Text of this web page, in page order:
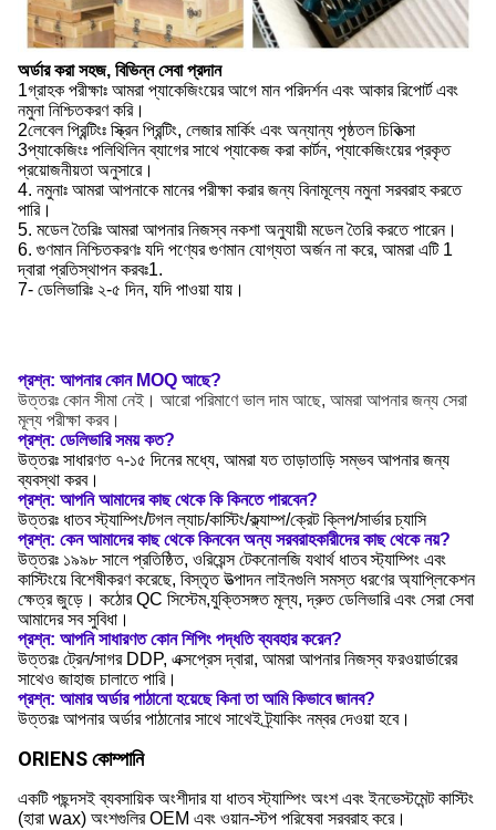
অর্ডার করা সহজ, বিভিন্ন সেবা প্রদান
1গ্রাহক পরীক্ষাঃ আমরা প্যাকেজিংয়ের আগে মান পরিদর্শন এবং আকার রিপোর্ট এবং
নমুনা নিশ্চিতকরণ করি।
2লেবেল প্রিন্টিংঃ স্ক্রিন প্রিন্টিং, লেজার মার্কিং এবং অন্যান্য পৃষ্ঠতল চিকিত্সা
3প্যাকেজিংঃ পলিথিলিন ব্যাগের সাথে প্যাকেজ করা কার্টন, প্যাকেজিংয়ের প্রকৃত
প্রয়োজনীয়তা অনুসারে।
4. নমুনাঃ আমরা আপনাকে মানের পরীক্ষা করার জন্য বিনামূল্যে নমুনা সরবরাহ করতে
পারি।
5. মডেল তৈরিঃ আমরা আপনার নিজস্ব নকশা অনুযায়ী মডেল তৈরি করতে পারেন।
6. গুণমান নিশ্চিতকরণঃ যদি পণ্যের গুণমান যোগ্যতা অর্জন না করে, আমরা এটি 1
দ্বারা প্রতিস্থাপন করবঃ1.
7- ডেলিভারিঃ ২-৫ দিন, যদি পাওয়া যায়।
প্রশ্ন: আপনার কোন MOQ আছে?
উত্তরঃ কোন সীমা নেই। আরো পরিমাণে ভাল দাম আছে, আমরা আপনার জন্য সেরা
মূল্য পরীক্ষা করব।
প্রশ্ন: ডেলিভারি সময় কত?
উত্তরঃ সাধারণত ৭-১৫ দিনের মধ্যে, আমরা যত তাড়াতাড়ি সম্ভব আপনার জন্য
ব্যবস্থা করব।
প্রশ্ন: আপনি আমাদের কাছ থেকে কি কিনতে পারবেন?
উত্তরঃ ধাতব স্ট্যাম্পিং/টগল ল্যাচ/কাস্টিং/ক্ল্যাম্প/ক্রেট ক্লিপ/সার্ভার চ্যাসি
প্রশ্ন: কেন আমাদের কাছ থেকে কিনবেন অন্য সরবরাহকারীদের কাছ থেকে নয়?
উত্তরঃ ১৯৯৮ সালে প্রতিষ্ঠিত, ওরিয়েন্স টেকনোলজি যথার্থ ধাতব স্ট্যাম্পিং এবং
কাস্টিংয়ে বিশেষীকরণ করেছে, বিস্তৃত উত্পাদন লাইনগুলি সমস্ত ধরণের অ্যাপ্লিকেশন
ক্ষেত্র জুড়ে। কঠোর QC সিস্টেম,যুক্তিসঙ্গত মূল্য, দ্রুত ডেলিভারি এবং সেরা সেবা
আমাদের সব সুবিধা।
প্রশ্ন: আপনি সাধারণত কোন শিপিং পদ্ধতি ব্যবহার করেন?
উত্তরঃ ট্রেন/সাগর DDP, এক্সপ্রেস দ্বারা, আমরা আপনার নিজস্ব ফরওয়ার্ডারের
সাথেও জাহাজ চালাতে পারি।
প্রশ্ন: আমার অর্ডার পাঠানো হয়েছে কিনা তা আমি কিভাবে জানব?
উত্তরঃ আপনার অর্ডার পাঠানোর সাথে সাথেই ট্র্যাকিং নম্বর দেওয়া হবে।
ORIENS কোম্পানি
একটি পছন্দসই ব্যবসায়িক অংশীদার যা ধাতব স্ট্যাম্পিং অংশ এবং ইনভেস্টমেন্ট কাস্টিং
(হারা wax) অংশগুলির OEM এবং ওয়ান-স্টপ পরিষেবা সরবরাহ করে।